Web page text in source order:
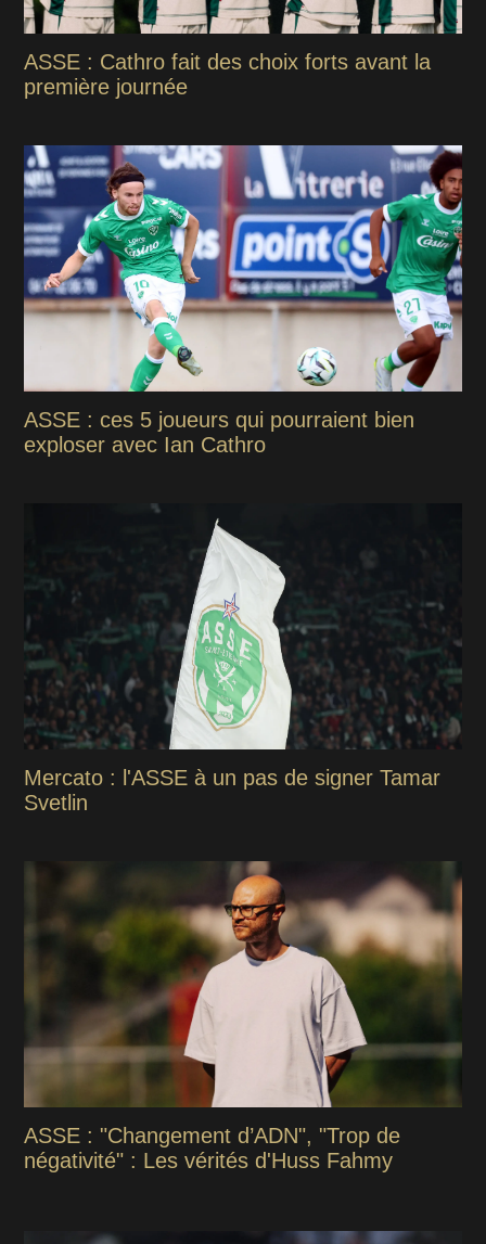
ASSE : Cathro fait des choix forts avant la
première journée
ASSE : ces 5 joueurs qui pourraient bien
exploser avec Ian Cathro
Mercato : l'ASSE à un pas de signer Tamar
Svetlin
ASSE : "Changement d’ADN", "Trop de
négativité" : Les vérités d'Huss Fahmy